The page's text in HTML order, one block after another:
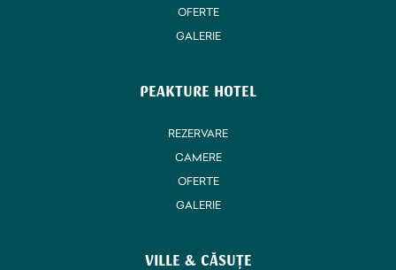
OFERTE
GALERIE
PEAKTURE HOTEL
REZERVARE
CAMERE
OFERTE
GALERIE
VILLE & CĂSUȚE